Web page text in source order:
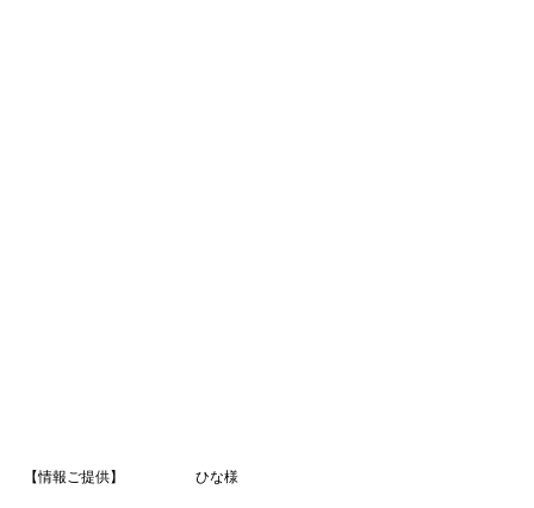
【情報ご提供】 ひな様